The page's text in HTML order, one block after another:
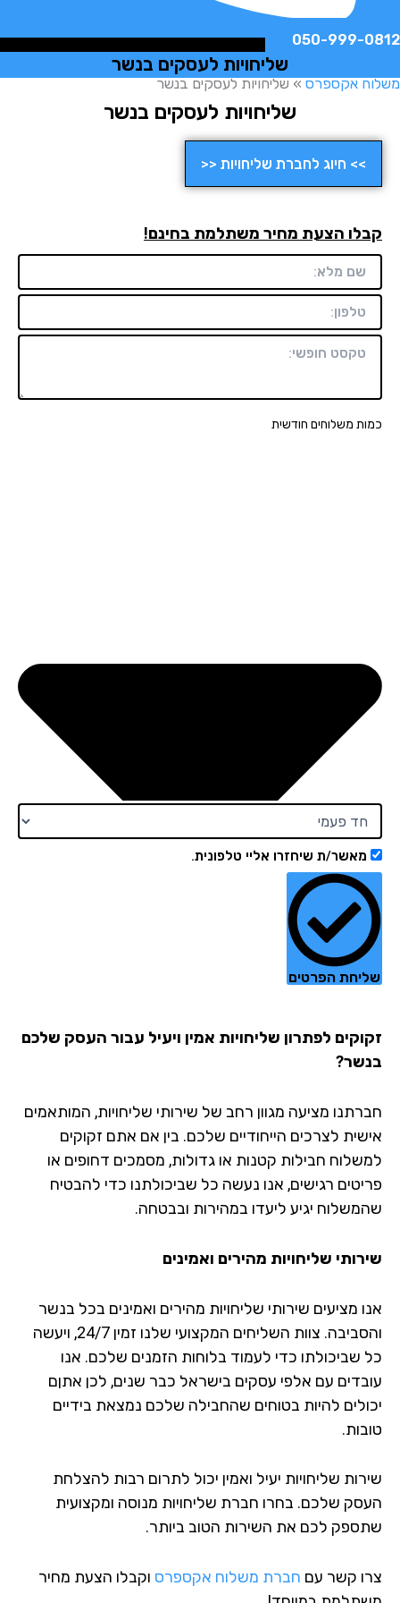
050-999-
שליחויות לעסקים בנשר
אקספרס»שליחויות לעסקים בנשר
שליחויות לעסקים בנשר
>> חיוג לחברת שליחויות <<
הצעת מחיר משתלמת בחינם!
משלוחים חודשית
מאשר/ת שיחזרו אליי טלפונית.
הפרטים
לפתרון שליחויות אמין ויעיל עבור העסק שלכם
מציעה מגוון רחב של שירותי שליחויות, המותאמים
לצרכים הייחודיים שלכם. בין אם אתם זקוקים
חבילות קטנות או גדולות, מסמכים דחופים או
רגישים, אנו נעשה כל שביכולתנו כדי להבטיח
יגיע ליעדו במהירות ובבטחה.
שליחויות מהירים ואמינים
מציעים שירותי שליחויות מהירים ואמינים בכל בנשר
והסביבה. צוות השליחים המקצועי שלנו זמין 24/7, ויעשה
שביכולתו כדי לעמוד בלוחות הזמנים שלכם. אנו
עם אלפי עסקים בישראל כבר שנים, לכן אתןם
להיות בטוחים שהחבילה שלכם נמצאת בידיים
שליחויות יעיל ואמין יכול לתרום רבות להצלחת
שלכם. בחרו חברת שליחויות מנוסה ומקצועית
לכם את השירות הטוב ביותר.
קשר עםחברת משלוח אקספרסוקבלו הצעת מחיר